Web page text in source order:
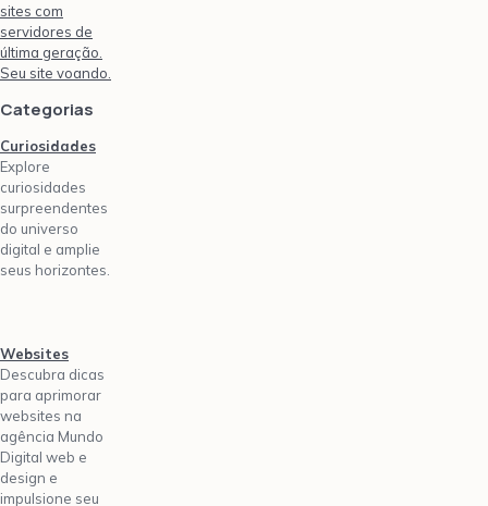
sites com
servidores de
última geração.
Seu site voando.
Categorias
Curiosidades
Explore
curiosidades
surpreendentes
do universo
digital e amplie
seus horizontes.
Websites
Descubra dicas
para aprimorar
websites na
agência Mundo
Digital web e
design e
impulsione seu